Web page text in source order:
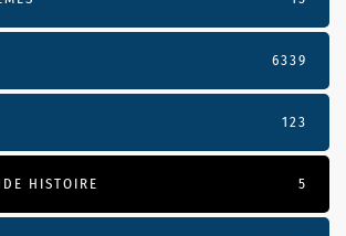
6339
123
HISTOIRE 5